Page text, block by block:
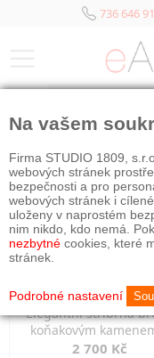
736 646
Elegantní stříbrná
koňakovým
markazity
2 700 Kč
Na vašem
Firma STUDIO 1809,
webových stránek
bezpečnosti a pro
webových stránek i
uloženy v naprostém
nim nikdo, kdo nemá.
nezbytné cookies, které
stránek.
Podrobné nastavení